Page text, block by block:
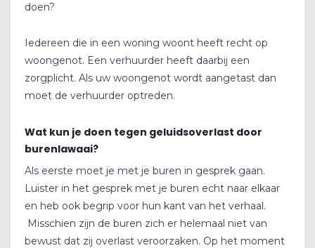
doen?
Iedereen die in een woning woont heeft recht op
woongenot. Een verhuurder heeft daarbij een
zorgplicht. Als uw woongenot wordt aangetast dan
moet de verhuurder optreden.
Wat kun je doen tegen geluidsoverlast door
burenlawaai?
Als eerste moet je met je buren in gesprek gaan.
Luister in het gesprek met je buren echt naar elkaar
en heb ook begrip voor hun kant van het verhaal.
Misschien zijn de buren zich er helemaal niet van
bewust dat zij overlast veroorzaken. Op het moment